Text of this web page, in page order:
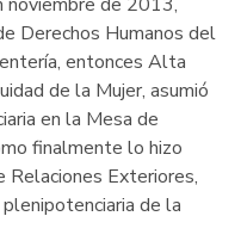
Derechos Humanos del
entonces Alta
de la Mujer, asumió
en la Mesa de
finalmente lo hizo
Relaciones Exteriores,
de la